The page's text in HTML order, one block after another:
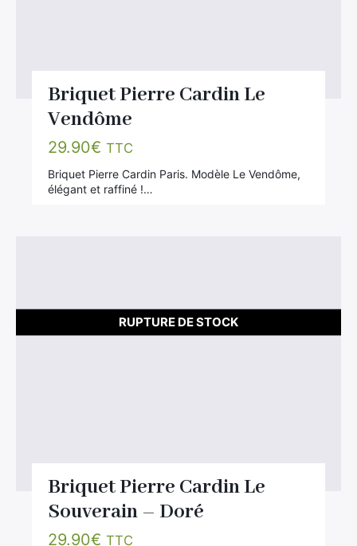
Briquet Pierre Cardin Le
Vendôme
29.90€ TTC
Briquet Pierre Cardin Paris. Modèle Le Vendôme,
élégant et raffiné !…
RUPTURE DE STOCK
Briquet Pierre Cardin Le
Souverain – Doré
29.90€ TTC